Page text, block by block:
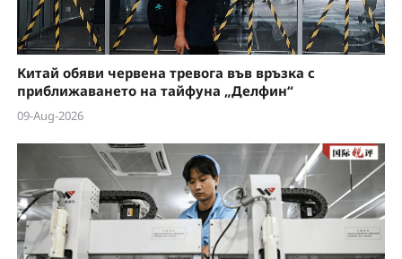
Китай обяви червена тревога във връзка с
приближаването на тайфуна „Делфин“
09-Aug-2026